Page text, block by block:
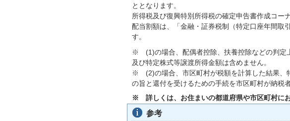
ととなります。
所得税及び復興特別所得税の確定申告書作成コー
配当割額は、「金融・証券税制（特定口座年間取
す。
※ (1)の場合、配偶者控除、扶養控除などの判定
及び特定株式等譲渡所得金額は含めません。
※ (2)の場合、市区町村が税額を計算した結果、
の旨と還付を受けるための手続を市区町村が納税
※ 詳しくは、お住まいの都道府県や市区町村にお
参考